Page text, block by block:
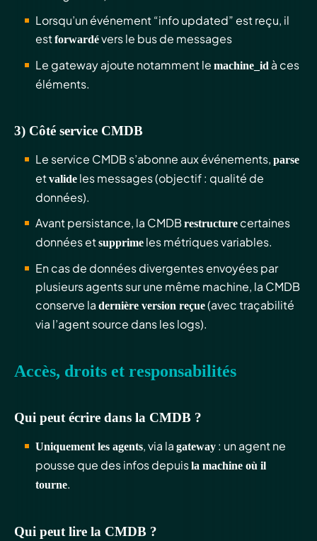
Lorsqu’un événement “info updated” est reçu, il
estforwardévers le bus de messages
Le gateway ajoute notamment le machine_id à ces
éléments.
3) Côté service CMDB
Le service CMDB s’abonne aux événements, parse
etvalide les messages (objectif : qualité de
données).
Avant persistance, la CMDBrestructure certaines
données etsupprime les métriques variables.
En cas de données divergentes envoyées par
plusieurs agents sur une même machine, la CMDB
conserve la dernière version reçue(avec traçabilité
via l’agent source dans les logs).
Accès, droits et responsabilités
Qui peut écrire dans la CMDB ?
Uniquement les agents, via la gateway : un agent ne
pousse que des infos depuisla machine où il
tourne.
Qui peut lire la CMDB ?